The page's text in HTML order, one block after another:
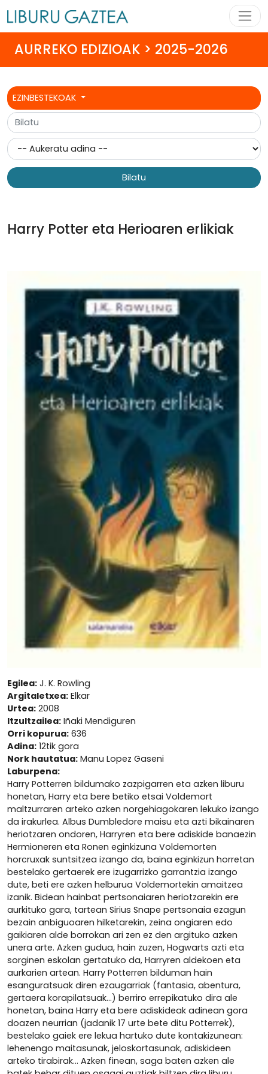
AURREKO EDIZIOAK > 2025-2026
EZINBESTEKOAK
Bilatu
Harry Potter eta Herioaren erlikiak
Egilea: J. K. Rowling
Argitaletxea: Elkar
Urtea: 2008
Itzultzailea: Iñaki Mendiguren
Orri kopurua: 636
Adina: 12tik gora
Nork hautatua: Manu Lopez Gaseni
Laburpena:
Harry Potterren bildumako zazpigarren eta azken liburu
honetan, Harry eta bere betiko etsai Voldemort
maltzurraren arteko azken norgehiagokaren lekuko izango
da irakurlea. Albus Dumbledore maisu eta azti bikainaren
heriotzaren ondoren, Harryren eta bere adiskide banaezin
Hermioneren eta Ronen eginkizuna Voldemorten
horcruxak suntsitzea izango da, baina eginkizun horretan
bestelako gertaerek ere izugarrizko garrantzia izango
dute, beti ere azken helburua Voldemortekin amaitzea
izanik. Bidean hainbat pertsonaiaren heriotzarekin ere
aurkituko gara, tartean Sirius Snape pertsonaia ezagun
bezain anbiguoaren hilketarekin, zeina ongiaren edo
gaikiaren alde borrokan ari zen ez den argituko azken
unera arte. Azken gudua, hain zuzen, Hogwarts azti eta
sorginen eskolan gertatuko da, Harryren aldekoen eta
aurkarien artean. Harry Potterren bilduman hain
esanguratsuak diren ezaugarriak (fantasia, abentura,
gertaera korapilatsuak…) berriro errepikatuko dira ale
honetan, baina Harry eta bere adiskideak adinean gora
doazen neurrian (jadanik 17 urte bete ditu Potterrek),
bestelako gaiek ere lekua hartuko dute kontakizunean:
lehenengo maitasunak, jeloskortasunak, adiskideen
arteko tirabirak… Azken finean, saga baten azken ale